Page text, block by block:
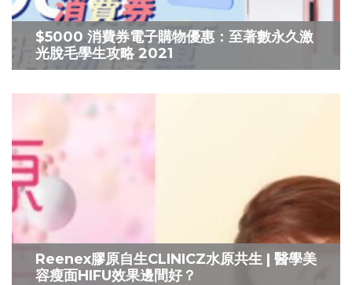
$5000 消費券電子購物優惠：至著數永久激
光脫毛學生攻略 2021
Reenex膠原自生CLINICZ水原共生 | 醫學美
容瘦面HIFU效果邊間好？